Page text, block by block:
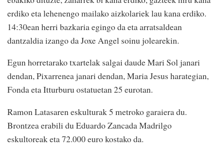
erdiko eta lehenengo mailako aizkolariek lau kana erdiko.
14:30ean herri bazkaria egingo da eta arratsaldean
dantzaldia izango da Joxe Angel soinu jolearekin.
Egun horretarako txartelak salgai daude Mari Sol janari
dendan, Pixarrenea janari dendan, Maria Jesus harategian,
Fonda eta Itturburu ostatuetan 25 eurotan.
Ramon Latasaren eskulturak 5 metroko garaiera du.
Brontzea erabili du Eduardo Zancada Madrilgo
eskultoreak eta 72.000 euro kostako da.